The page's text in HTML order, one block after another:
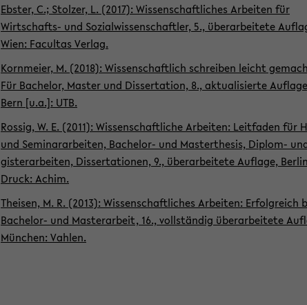
Ebs­ter, C.; Stol­zer, L. (2017): Wis­sen­schaft­li­ches Ar­bei­ten für
Wirtschafts-​​ und So­zi­al­wis­sen­schaft­ler, 5., über­ar­bei­te­te
Wien: Fa­cul­tas Ver­lag.
Korn­mei­er, M. (2018): Wis­sen­schaft­lich schrei­ben leicht
Für Ba­che­lor, Mas­ter und Dis­ser­ta­ti­on, 8., ak­tua­li­sier­te
Bern [u.a.]: UTB.
Ros­sig, W. E. (2011): Wis­sen­schaft­li­che Ar­bei­ten: Leit­fa­den für
und Se­mi­nar­ar­bei­ten, Bachelor-​​ und Mas­ter­the­sis, Diplom-​​
gis­ter­ar­bei­ten, Dis­ser­ta­tio­nen, 9., über­ar­bei­te­te Auf­la­ge,
Druck: Achim.
Th­ei­sen, M. R. (2013): Wis­sen­schaft­li­ches Ar­bei­ten: Er­folg­reich
Bachelor-​​ und Mas­ter­ar­beit, 16., voll­stän­dig über­ar­bei­te­te
Mün­chen: Vah­len.